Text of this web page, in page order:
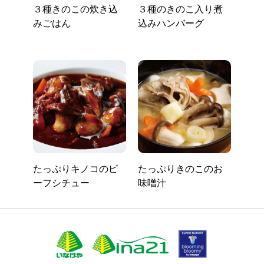
３種きのこの炊き込
みごはん
３種のきのこ入り煮
込みハンバーグ
たっぷりキノコのビ
ーフシチュー
たっぷりきのこのお
味噌汁